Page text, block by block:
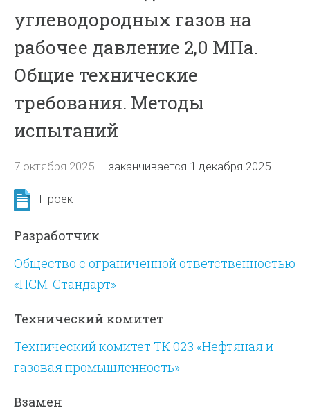
углеводородных газов на
рабочее давление 2,0 МПа.
Общие технические
требования. Методы
испытаний
7 октября 2025 —заканчивается 1 декабря 2025
Проект
Разработчик
Общество с ограниченной ответственностью
«ПСМ-Стандарт»
Технический комитет
Технический комитет ТК 023 «Нефтяная и
газовая промышленность»
Взамен